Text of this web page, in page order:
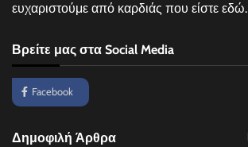
ευχαριστούμε από καρδιάς που είστε εδώ.
Βρείτε μας στα Social Media
Facebook
Δημοφιλή Άρθρα